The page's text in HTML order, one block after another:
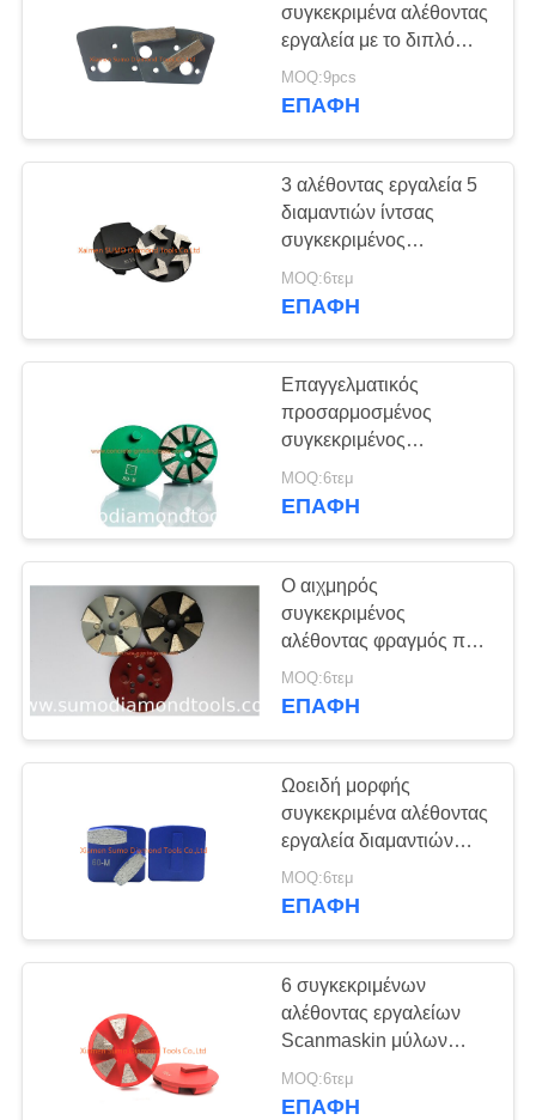
ΕΛΆΤΕ
ΕΠΑΦΉ
ΜΕ
ΖΗΤΉΣΤΕ
ΠΟΛΙΤΙΚΉ
ΑΠΟΡΡΉΤΟΥ
συγκεκριμένα αλέθοντας
εργαλεία με το διπλό
τμήμα φραγμών
MOQ:9pcs
ΕΠΑΦΉ
3 αλέθοντας εργαλεία 5
διαμαντιών ίντσας
συγκεκριμένος
αλέθοντας φραγμός
τμήματος βελών
MOQ:6τεμ
ΕΠΑΦΉ
Επαγγελματικός
προσαρμοσμένος
συγκεκριμένος
αλέθοντας φραγμός
αλέθοντας δίσκων
MOQ:6τεμ
ΕΠΑΦΉ
Ο αιχμηρός
συγκεκριμένος
αλέθοντας φραγμός που
προσαρμόζεται
χρωματίζει τη μακριά
MOQ:6τεμ
ΕΠΑΦΉ
Ωοειδή μορφής
συγκεκριμένα αλέθοντας
εργαλεία διαμαντιών
αλέθοντας δίσκων
ανθεκτικά
MOQ:6τεμ
ΕΠΑΦΉ
6 συγκεκριμένων
αλέθοντας εργαλείων
Scanmaskin μύλων
τμήματα δίσκων
διαμαντιών αλέθοντας
MOQ:6τεμ
ΕΠΑΦΉ